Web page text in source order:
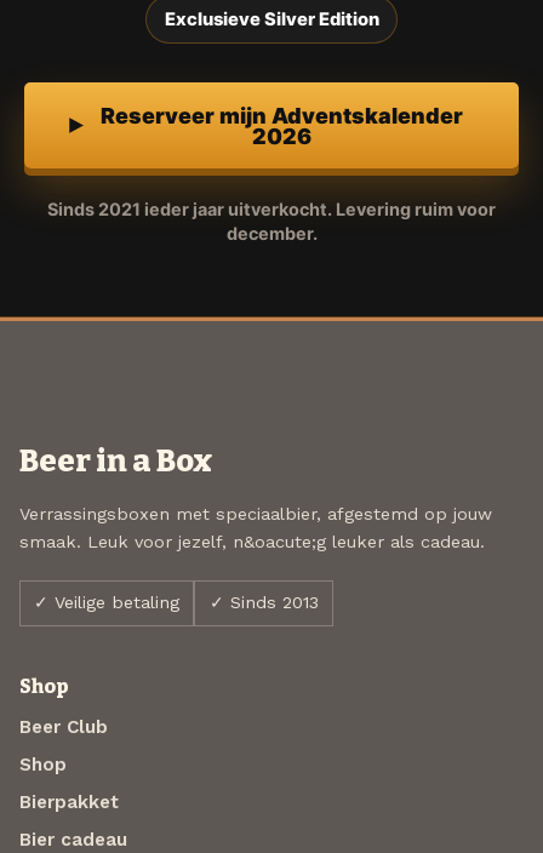
Exclusieve Silver Edition
Reserveer mijn Adventskalender
2026
Sinds 2021 ieder jaar uitverkocht. Levering ruim voor
december.
Beer in a Box
Verrassingsboxen met speciaalbier, afgestemd op jouw
smaak. Leuk voor jezelf, n&oacute;g leuker als cadeau.
✓ Veilige betaling ✓ Sinds 2013
Shop
Beer Club
Shop
Bierpakket
Bier cadeau